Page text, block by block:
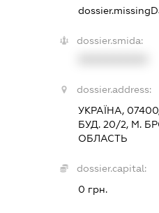
dossier.smida:
dossier.address:
УКРАЇНА,
БУД. 20/2, М.
ОБЛАСТЬ
dossier.capital:
0 грн.